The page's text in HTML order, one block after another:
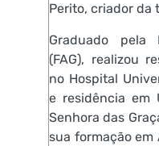
Perito, criador da
Graduado pela
(FAG), realizou
no Hospital
e residência em
Senhora das
sua formação em